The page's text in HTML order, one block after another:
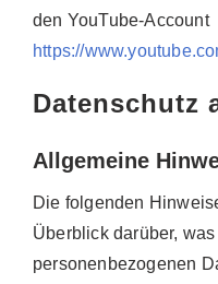
den YouTube-Account
https://
Datenschutz
Allgemeine
Die folgenden
Überblick darüber, was
personenbezogenen